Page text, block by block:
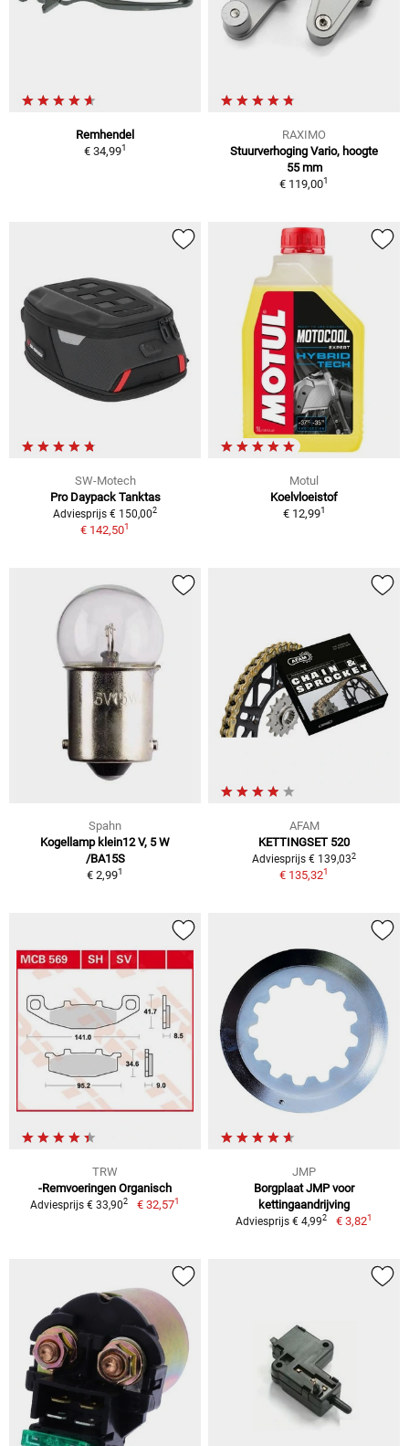
Remhendel
€ 34,991
RAXIMO
Stuurverhoging Vario, hoogte
55 mm
€ 119,001
SW-Motech
Pro Daypack Tanktas
Adviesprijs € 150,002
€ 142,501
Motul
Koelvloeistof
€ 12,991
Spahn
Kogellamp klein12 V, 5 W
/BA15S
€ 2,991
AFAM
KETTINGSET 520
Adviesprijs € 139,032
€ 135,321
TRW
-Remvoeringen Organisch
Adviesprijs € 33,902 € 32,571
JMP
Borgplaat JMP voor
kettingaandrijving
Adviesprijs € 4,992 € 3,821